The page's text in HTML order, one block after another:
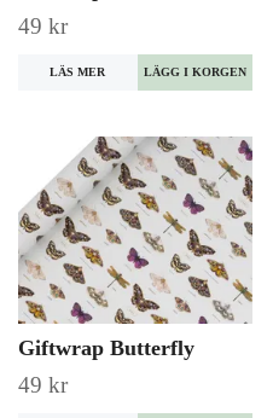
49 kr
LÄS MER
Giftwrap Butterfly
49 kr